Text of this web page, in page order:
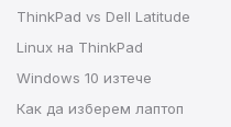
ThinkPad vs Dell Latitude
Linux на ThinkPad
Windows 10 изтече
Как да изберем лаптоп